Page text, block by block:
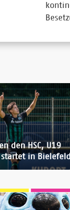
den HSC, U19
startet in